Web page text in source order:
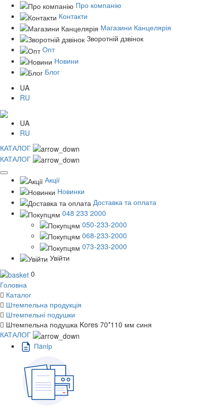
Про компанію
Контакти
Магазини Канцелярія
Зворотній дзвінок
Опт
Новини
Блог
UA
RU
UA
RU
КАТАЛОГ
КАТАЛОГ
Акції
Новинки
Доставка та оплата
048 233 2000
050-233-2000
068-233-2000
073-233-2000
Увійти
0
Головна
Каталог
Штемпельна продукція
Штемпельні подушки
Штемпельна подушка Kores 70*110 мм синя
КАТАЛОГ
Пaпiр